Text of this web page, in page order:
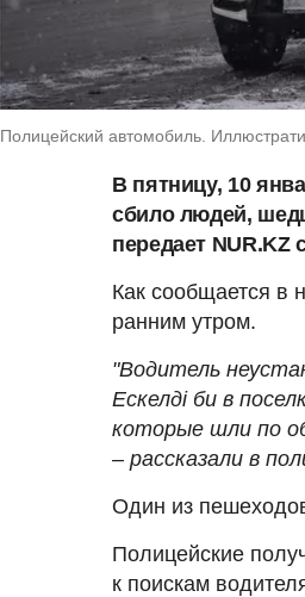
Полицейский автомобиль.
В пятницу, 10
сбило людей,
передает NUR.KZ
Как сообщается в
ранним утром.
"Водитель
Ескелді би в
которые шли по
– рассказали в
Один из
Полицейские
к поискам